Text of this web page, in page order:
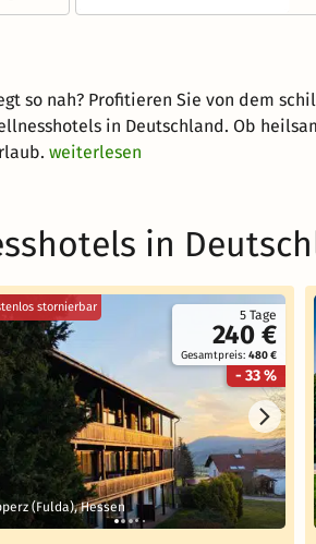
so nah? Profitieren Sie von dem
in Deutschland. Ob
weiterlesen
in
5 Tage
240 €
Gesamtpreis: 480 €
- 33 %
stornierbar
(Fulda), Hessen